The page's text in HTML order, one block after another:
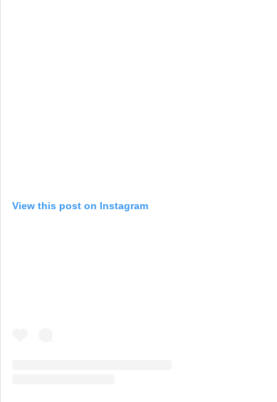
View this post on Instagram